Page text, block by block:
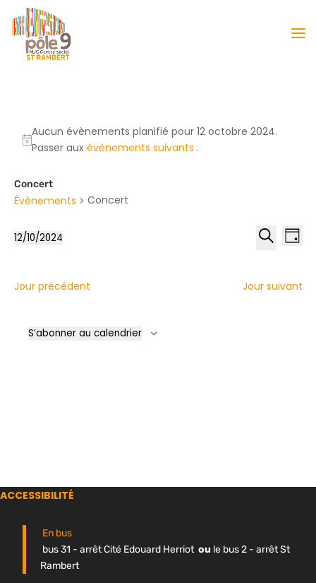
Aucun évènements planifié pour 12 octobre 2024.
Passer auxévènements suivants .
Concert
Évènements Concert
de
de
Jour
12/10/2024
date.
Jour précédent Jour suivant
S’abonner au calendrier
ACCESSIBILITÉ
En bus
bus 31 - arrêt Cité Edouard Herriot ou le bus 2 - arrêt St
Rambert